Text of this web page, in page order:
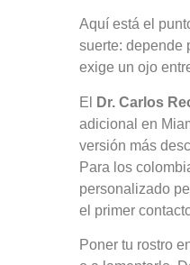
Aquí está el
suerte: depende
exige un ojo
El Dr. Carlos
adicional en
versión más
Para los
personalizado
el primer
Poner tu rostro